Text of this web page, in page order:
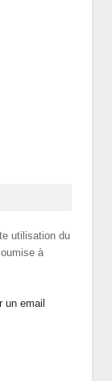
utilisation du
à
un email